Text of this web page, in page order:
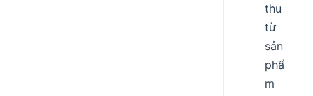
thu
từ
sản
phẩ
m